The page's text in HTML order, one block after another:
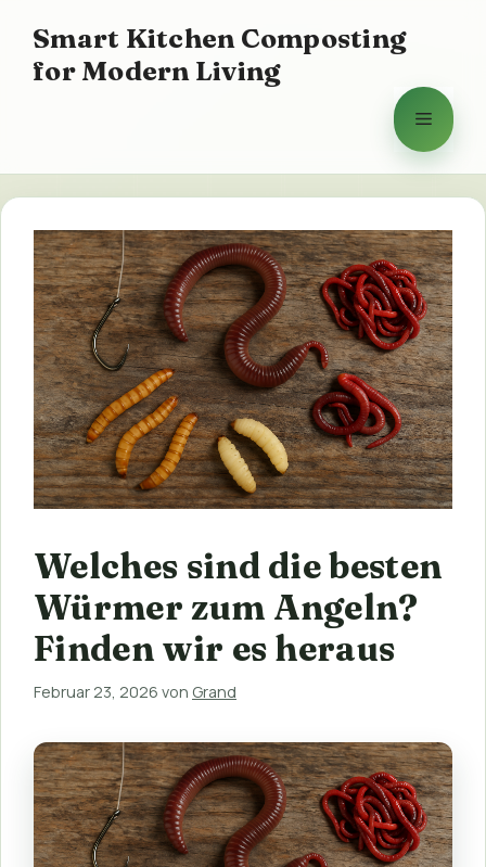
Inhalt
springen
Smart Kitchen Composting
for Modern Living
Menü
Welches sind die besten
Würmer zum Angeln?
Finden wir es heraus
Februar 23, 2026 von Grand